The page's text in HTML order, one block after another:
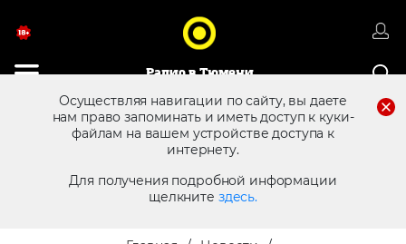
Радио в Тюмени
Осуществляя навигации по сайту, вы даете
нам право запоминать и иметь доступ к куки-
файлам на вашем устройстве доступа к
интернету.
Для получения подробной информации
щелкните здесь.
8 (3452) 68 25 12 Реклама в эфире